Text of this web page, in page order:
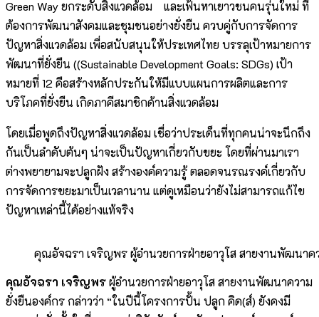
Green Way ยกระดับสิ่งแวดล้อม และเฟ้นหาเยาวชนคนรุ่นใหม่ ที่
ต้องการพัฒนาสังคมและชุมชนอย่างยั่งยืน ควบคู่กับการจัดการ
ปัญหาสิ่งแวดล้อม เพื่อสนับสนุนให้ประเทศไทย บรรลุเป้าหมายการ
พัฒนาที่ยั่งยืน ((Sustainable Development Goals: SDGs) เป้า
หมายที่ 12 คือสร้างหลักประกันให้มีแบบแผนการผลิตและการ
บริโภคที่ยั่งยืน เกิดภาคีสมาชิกด้านสิ่งแวดล้อม
โดยเมื่อพูดถึงปัญหาสิ่งแวดล้อม เชื่อว่าประเด็นที่ทุกคนน่าจะนึกถึง
กันเป็นลำดับต้นๆ น่าจะเป็นปัญหาเกี่ยวกับขยะ โดยที่ผ่านมาเรา
ต่างพยายามจะปลูกฝัง สร้างองค์ความรู้ ตลอดจนรณรงค์เกี่ยวกับ
การจัดการขยะมาเป็นเวลานาน แต่ดูเหมือนว่ายังไม่สามารถแก้ไข
ปัญหาเหล่านี้ได้อย่างแท้จริง
คุณอัจฉรา เจริญพร ผู้อำนวยการฝ่ายอาวุโส สายงานพัฒนาค
คุณอัจฉรา เจริญพรผู้อำนวยการฝ่ายอาวุโส สายงานพัฒนาความ
ยั่งยืนองค์กร กล่าวว่า “ในปีนี้โครงการปั้น ปลูก คิด(ส์) ยังคงมี